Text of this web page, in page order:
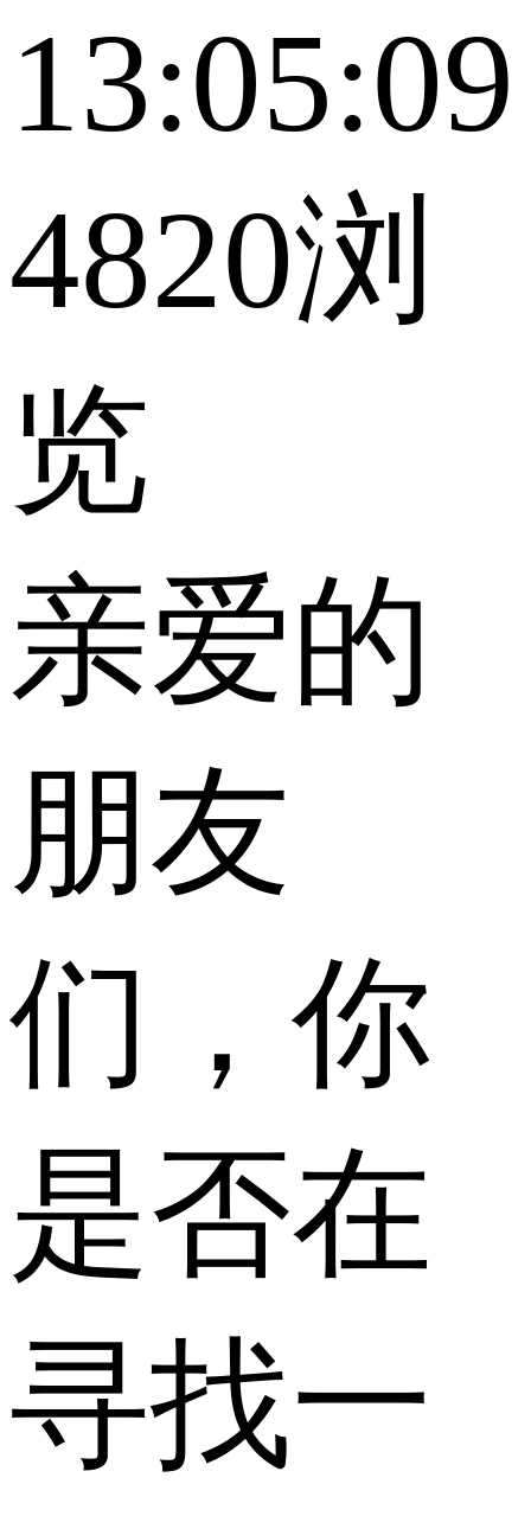
13:05:09
4820浏
览
亲爱的
朋友
们，你
是否在
寻找一